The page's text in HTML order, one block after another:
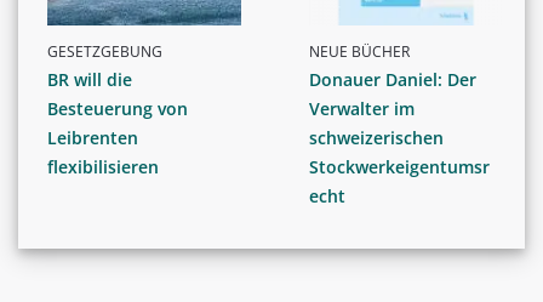
GESETZGEBUNG
BR will die
Besteuerung von
Leibrenten
flexibilisieren
NEUE BÜCHER
Donauer Daniel: Der
Verwalter im
schweizerischen
Stockwerkeigentumsr
echt